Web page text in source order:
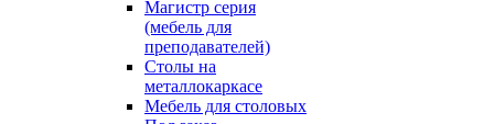
Магистр серия
(мебель для
преподавателей)
Столы на
металлокаркасе
Мебель для столовых